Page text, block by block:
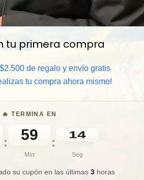
tu primera compra
de regalo y envío gratis
tu compra ahora mismo!
🔥 TERMINA EN
: 59
Min
: 12
Seg
su cupón en las últimas 3 horas
📦 Comprar al por mayor
⏰ Garantía 8 meses para
🧑‍💼 Atención al cliente y/o
🎁 Lo quiero para regalo